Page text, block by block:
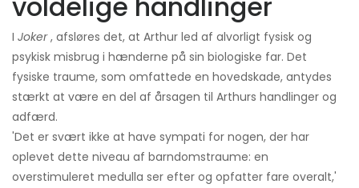
I Joker, afsløres det, at Arthur led af alvorligt fysisk og
psykisk misbrug i hænderne på sin biologiske far. Det
fysiske traume, som omfattede en hovedskade, antydes
stærkt at være en del af årsagen til Arthurs handlinger og
adfærd.
'Det er svært ikke at have sympati for nogen, der har
oplevet dette niveau af barndomstraume: en
overstimuleret medulla ser efter og opfatter fare overalt,'